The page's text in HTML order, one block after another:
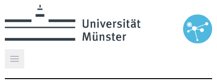
Hauptmenü öffnen